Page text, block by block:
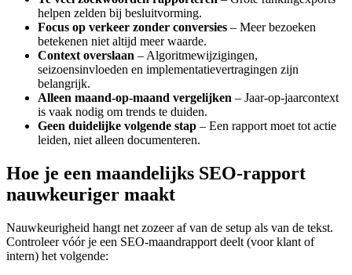
helpen zelden bij besluitvorming.
Focus op verkeer zonder conversies – Meer bezoeken
betekenen niet altijd meer waarde.
Context overslaan – Algoritmewijzigingen,
seizoensinvloeden en implementatievertragingen zijn
belangrijk.
Alleen maand-op-maand vergelijken – Jaar-op-jaarcontext
is vaak nodig om trends te duiden.
Geen duidelijke volgende stap – Een rapport moet tot actie
leiden, niet alleen documenteren.
Hoe je een maandelijks SEO-rapport
nauwkeuriger maakt
Nauwkeurigheid hangt net zozeer af van de setup als van de tekst.
Controleer vóór je een SEO-maandrapport deelt (voor klant of
intern) het volgende: